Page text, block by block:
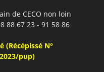
de CECO non loin
88 67 23 - 91 58 86
(Récépissé N°
pup)